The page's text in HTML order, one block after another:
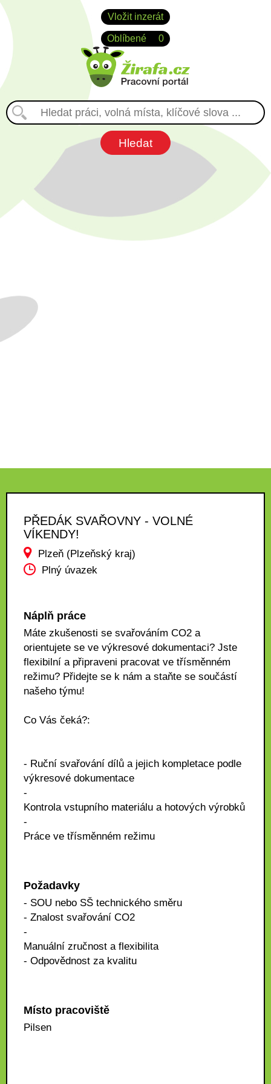
Vložit inzerát
Oblíbené 0
PŘEDÁK SVAŘOVNY - VOLNÉ
VÍKENDY!
Plzeň (Plzeňský kraj)
Plný úvazek
Náplň práce
Máte zkušenosti se svařováním CO2 a
orientujete se ve výkresové dokumentaci? Jste
flexibilní a připraveni pracovat ve třísměnném
režimu? Přidejte se k nám a staňte se součástí
našeho týmu!
Co Vás čeká?:
- Ruční svařování dílů a jejich kompletace podle
výkresové dokumentace
-
Kontrola vstupního materiálu a hotových výrobků
-
Práce ve třísměnném režimu
Požadavky
- SOU nebo SŠ technického směru
- Znalost svařování CO2
-
Manuální zručnost a flexibilita
- Odpovědnost za kvalitu
Místo pracoviště
Pilsen